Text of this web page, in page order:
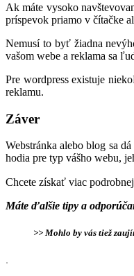
Ak máte vysoko
príspevok priamo v čítačke
Nemusí to byť žiadna
vašom webe a reklama sa
Pre wordpress existuje
reklamu.
Záver
Webstránka alebo blog sa
hodia pre typ vášho webu,
Chcete získať viac
Máte ďalšie tipy a
>> Mohlo by vás tiež
.